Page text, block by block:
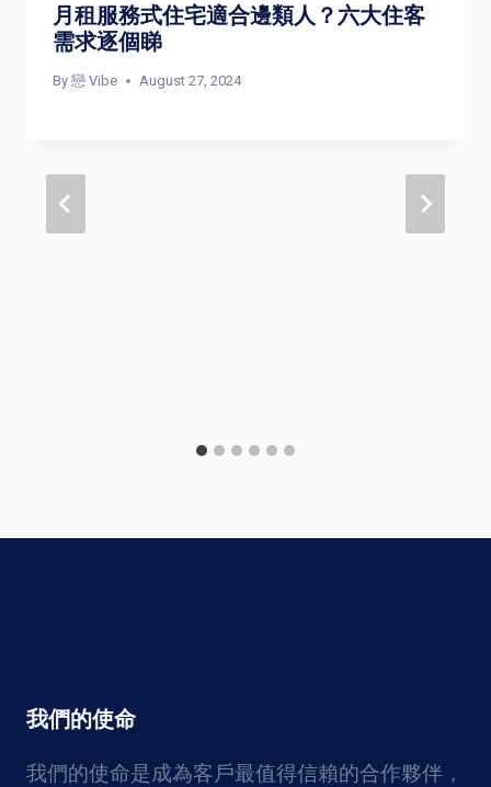
月租服務式住宅適合邊類人？六大住客
需求逐個睇
By 戀 Vibe August 27, 2024
我們的使命
我們的使命是成為客戶最值得信賴的合作夥伴，